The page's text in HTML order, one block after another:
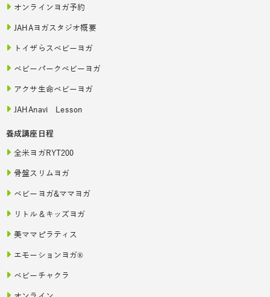
オンラインヨガ予約
JAHAヨガスタジオ概要
トイザらスベビーヨガ
ベビーパークベビーヨガ
アクサ生命ベビーヨガ
JAHAnavi Lesson
養成講座日程
全米ヨガRYT200
骨盤スリムヨガ
ベビーヨガ&ママヨガ
リトル＆キッズヨガ
美ママピラティス
エモーションヨガ®
ベビーチャクラ